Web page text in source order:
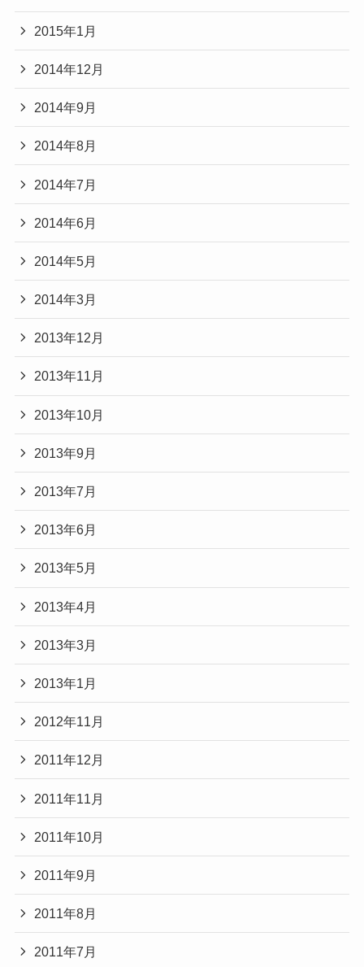
2015年1月
2014年12月
2014年9月
2014年8月
2014年7月
2014年6月
2014年5月
2014年3月
2013年12月
2013年11月
2013年10月
2013年9月
2013年7月
2013年6月
2013年5月
2013年4月
2013年3月
2013年1月
2012年11月
2011年12月
2011年11月
2011年10月
2011年9月
2011年8月
2011年7月